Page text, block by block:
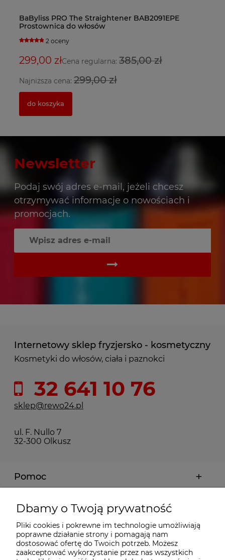
BaByliss PRO The Straightener BAB2091EPE
Prostownica do włosów
2 oceny
299,00 złCena regularna: 385,00 zł
Najniższa cena: 299,00 zł
do koszyka
Newsletter
Podaj swój adres e-mail, jeżeli chcesz
otrzymywać informacje o nowościach i
promocjach.
Internetowy sklep fryzjersko - kosmetyczny
Kosmetyki do włosów, ciała i paznokci
32 641 10 76
sklep@rewo24.pl
ul. F. Nullo 7
32-300 Olkusz
Pomoc
Moje konto
Płatności i dostawa
Dbamy o Twoją prywatność
Pliki cookies i pokrewne im technologie umożliwiają
poprawne działanie strony i pomagają nam
dostosować ofertę do Twoich potrzeb. Możesz
zaakceptować wykorzystanie przez nas wszystkich